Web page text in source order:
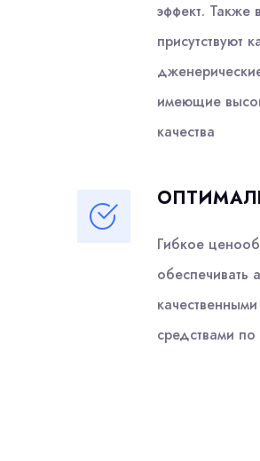
эффект. Также
присутствуют
имеющие
качества
Гибкое
обеспечивать
средствами